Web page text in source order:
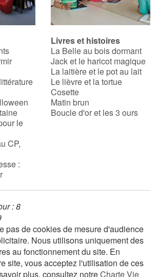
le
CP,
:
Livres et histoires
La Belle au bois dormant
Jack et le haricot magique
La laitière et le pot au lait
Le lièvre et la tortue
Cosette
Matin brun
Boucle d'or et les 3 ours
: 8
pas de cookies de mesure d'audience
Nous utilisons uniquement des
au fonctionnement du site. En
site, vous acceptez l'utilisation de ces
plus, consultez notreCharte Vie